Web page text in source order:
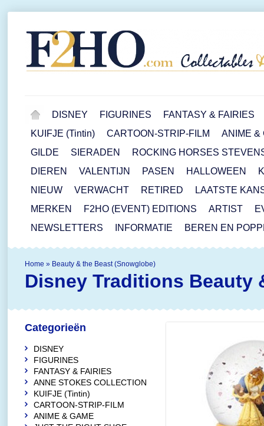
DISNEY FIGURINES
FANTASY & FAIRIES
KUIFJE (Tintin)
CARTOON-STRIP-FILM
ANIME &
GILDE
SIERADEN
ROCKING HORSES
DIEREN
VALENTIJN PASEN HALLOWEEN
NIEUW
VERWACHT RETIRED
LAATSTE
MERKEN
F2HO (EVENT) EDITIONS ARTIST
NEWSLETTERS
INFORMATIE BEREN EN
Home » Beauty & the Beast (Snowglobe)
Disney Traditions Beauty
Categorieën
DISNEY
FIGURINES
FANTASY & FAIRIES
ANNE STOKES COLLECTION
KUIFJE (Tintin)
CARTOON-STRIP-FILM
ANIME & GAME